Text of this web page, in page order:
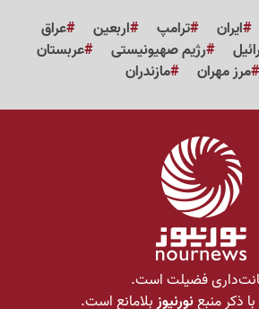
ایران ترامپ اربعین
عراق
رژیم صهیونیستی
عربستان
مرز مهران مازندران
فضیلت است.
ذکر منبعنورنیوزبلامانع است.